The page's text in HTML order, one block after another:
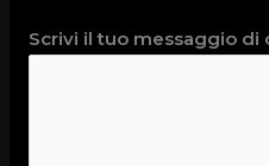
Scrivi il tuo messaggio di